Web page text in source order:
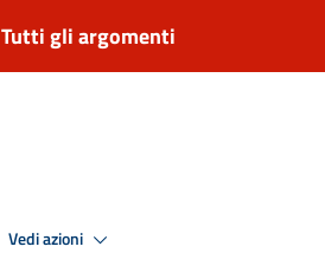
Tutti gli argomenti
Vedi azioni